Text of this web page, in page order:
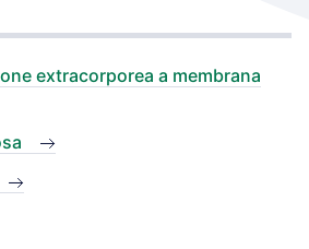
extracorporea a membrana